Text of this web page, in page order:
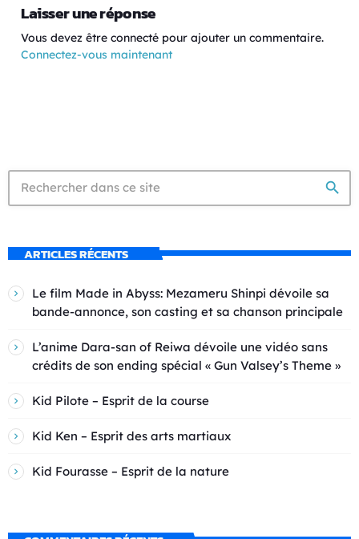
Laisser une réponse
Vous devez être connecté pour ajouter un commentaire.
Connectez-vous maintenant
search
ARTICLES RÉCENTS
Le film Made in Abyss: Mezameru Shinpi dévoile sa
bande-annonce, son casting et sa chanson principale
L’anime Dara-san of Reiwa dévoile une vidéo sans
crédits de son ending spécial « Gun Valsey’s Theme »
Kid Pilote – Esprit de la course
Kid Ken – Esprit des arts martiaux
Kid Fourasse – Esprit de la nature